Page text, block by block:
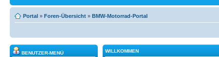
Portal » Foren-Übersicht » BMW-Motorrad-Portal
BENUTZER-MENÜ
WILLKOMMEN